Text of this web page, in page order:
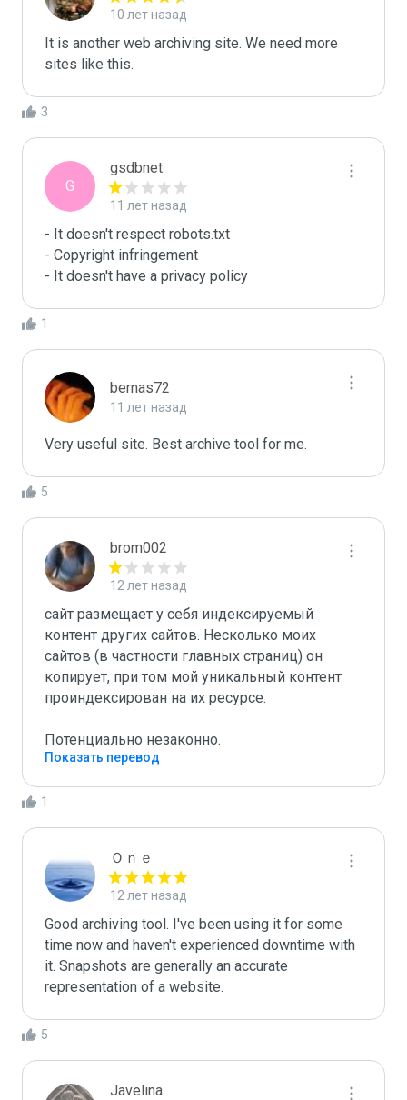
10 лет назад
It is another web archiving site. We need more
sites like this.
3
G
gsdbnet
11 лет назад
- It doesn't respect robots.txt
- Copyright infringement
- It doesn't have a privacy policy
1
bernas72
11 лет назад
Very useful site. Best archive tool for me.
5
brom002
12 лет назад
сайт размещает у себя индексируемый
контент других сайтов. Несколько моих
сайтов (в частности главных страниц) он
копирует, при том мой уникальный контент
проиндексирован на их ресурсе.
Потенциально незаконно.
Показать перевод
1
Ｏｎｅ
12 лет назад
Good archiving tool. I've been using it for some
time now and haven't experienced downtime with
it. Snapshots are generally an accurate
representation of a website.
5
Javelina